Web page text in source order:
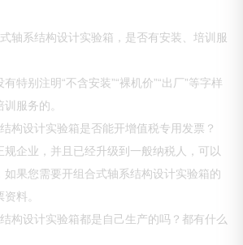
轴系结构设计实验箱，是否有安装、培训服
特别注明“不含安装”“裸机价”“出厂”等字样
服务的。
构设计实验箱是否能开增值税专用发票？
规企业，并且已经升级到一般纳税人，可以
如果您需要开组合式轴系结构设计实验箱的
料。
构设计实验箱都是自己生产的吗？都有什么